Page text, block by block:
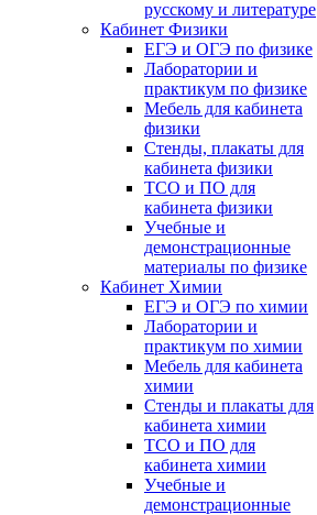
русскому и литературе
Кабинет Физики
ЕГЭ и ОГЭ по физике
Лаборатории и
практикум по физике
Мебель для кабинета
физики
Стенды, плакаты для
кабинета физики
ТСО и ПО для
кабинета физики
Учебные и
демонстрационные
материалы по физике
Кабинет Химии
ЕГЭ и ОГЭ по химии
Лаборатории и
практикум по химии
Мебель для кабинета
химии
Стенды и плакаты для
кабинета химии
ТСО и ПО для
кабинета химии
Учебные и
демонстрационные